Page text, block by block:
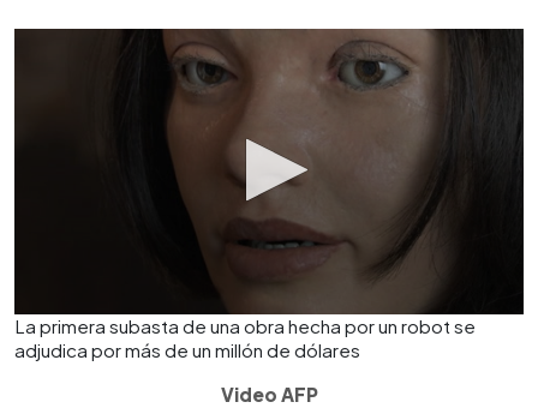
La primera subasta de una obra hecha por un robot se
adjudica por más de un millón de dólares
Video AFP